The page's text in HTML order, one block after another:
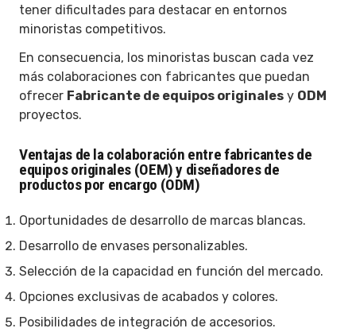
tener dificultades para destacar en entornos
minoristas competitivos.
En consecuencia, los minoristas buscan cada vez
más colaboraciones con fabricantes que puedan
ofrecer Fabricante de equipos originales y ODM
proyectos.
Ventajas de la colaboración entre fabricantes de
equipos originales (OEM) y diseñadores de
productos por encargo (ODM)
Oportunidades de desarrollo de marcas blancas.
Desarrollo de envases personalizables.
Selección de la capacidad en función del mercado.
Opciones exclusivas de acabados y colores.
Posibilidades de integración de accesorios.